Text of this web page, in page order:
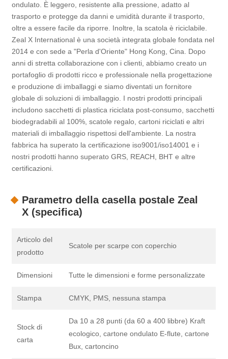
ondulato. È leggero, resistente alla pressione, adatto al
trasporto e protegge da danni e umidità durante il trasporto,
oltre a essere facile da riporre. Inoltre, la scatola è riciclabile.
Zeal X International è una società integrata globale fondata nel
2014 e con sede a "Perla d'Oriente" Hong Kong, Cina. Dopo
anni di stretta collaborazione con i clienti, abbiamo creato un
portafoglio di prodotti ricco e professionale nella progettazione
e produzione di imballaggi e siamo diventati un fornitore
globale di soluzioni di imballaggio. I nostri prodotti principali
includono sacchetti di plastica riciclata post-consumo, sacchetti
biodegradabili al 100%, scatole regalo, cartoni riciclati e altri
materiali di imballaggio rispettosi dell'ambiente. La nostra
fabbrica ha superato la certificazione iso9001/iso14001 e i
nostri prodotti hanno superato GRS, REACH, BHT e altre
certificazioni.
Parametro della casella postale Zeal
X (specifica)
Articolo del
prodotto
Scatole per scarpe con coperchio
Dimensioni Tutte le dimensioni e forme personalizzate
Stampa CMYK, PMS, nessuna stampa
Stock di
carta
Da 10 a 28 punti (da 60 a 400 libbre) Kraft
ecologico, cartone ondulato E-flute, cartone
Bux, cartoncino